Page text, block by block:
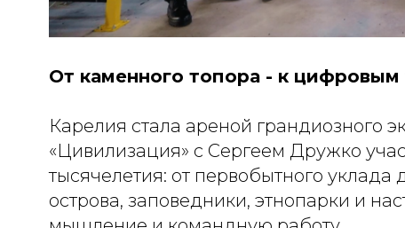
От каменного топора - к цифровым
Карелия стала ареной грандиозного
«Цивилизация» с Сергеем Дружко
тысячелетия: от первобытного
острова, заповедники, этнопарки и